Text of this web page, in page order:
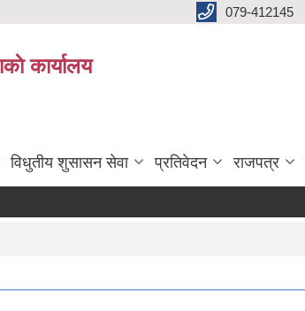
079-412145
कार्यालय
विधुतीय शुसासन सेवा प्रतिवेदन राजपत्र